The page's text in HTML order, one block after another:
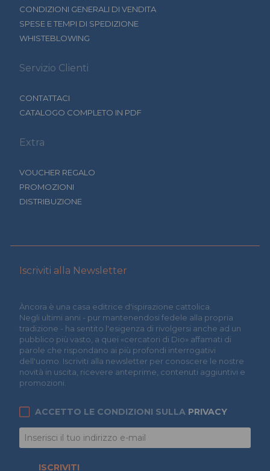
CONDIZIONI GENERALI DI VENDITA
SPESE E TEMPI DI SPEDIZIONE
WHISTEBLOWING
Servizio Clienti
CONTATTACI
CATALOGO COMPLETO IN PDF
Extra
VOUCHER REGALO
PROMOZIONI
DISTRIBUZIONE
Iscriviti alla Newsletter
Àncora è una casa editrice d'ispirazione cattolica.
Negli ultimi anni - pur mantenendosi fedele alla propria
tradizione - ha sentito l'esigenza di rivolgersi anche ad un
pubblico più vasto, a quei «cercatori di Dio» affamati di
parole che rispondano ai più profondi interrogativi
dell'uomo. Iscriviti alla newsletter per conoscere le nostre
novità in uscita, ricevere anteprime, contenuti aggiuntivi e
promozioni.
ACCETTO LE CONDIZIONI SULLA PRIVACY
ISCRIVITI